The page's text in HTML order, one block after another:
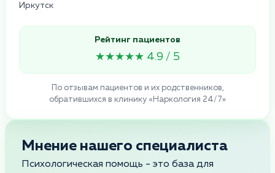
Иркутск
Рейтинг пациентов
★★★★★ 4.9 / 5
По отзывам пациентов и их родственников,
обратившихся в клинику «Наркология 24/7»
Мнение нашего специалиста
Психологическая помощь - это база для